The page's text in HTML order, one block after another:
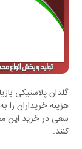
گلدان پلاستیکی
هزینه خریداران
سعی در خرید این
کنند.